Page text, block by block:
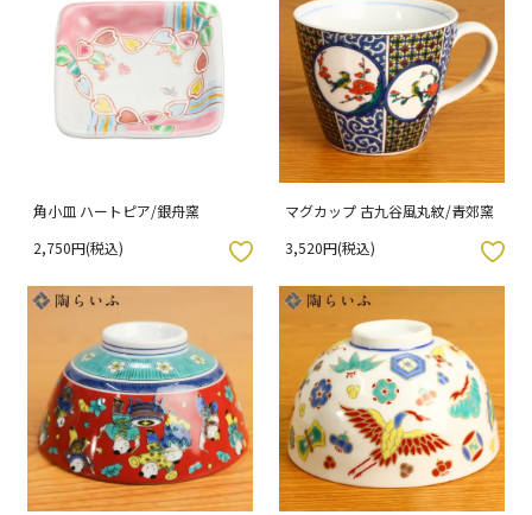
角小皿 ハートピア/銀舟窯
2,750円(税込)
マグカップ 古九谷風丸紋/青郊窯
3,520円(税込)
お気に入りボタン